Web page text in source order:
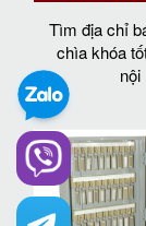
Tìm địa chỉ
chìa khóa
nội